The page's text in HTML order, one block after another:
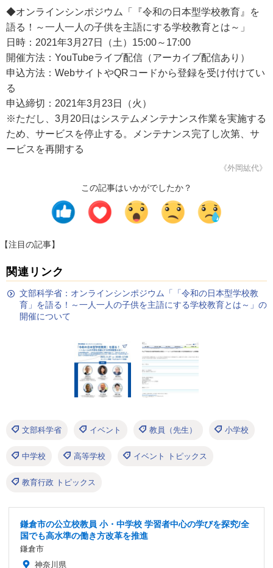
◆オンラインシンポジウム「『令和の日本型学校教育』を
語る！～一人一人の子供を主語にする学校教育とは～」
日時：2021年3月27日（土）15:00～17:00
開催方法：YouTubeライブ配信（アーカイブ配信あり）
申込方法：WebサイトやQRコードから登録を受け付けてい
る
申込締切：2021年3月23日（火）
※ただし、3月20日はシステムメンテナンス作業を実施する
ため、サービスを停止する。メンテナンス完了し次第、サ
ービスを再開する
《外岡紘代》
この記事はいかがでしたか？
【注目の記事】
関連リンク
文部科学省：オンラインシンポジウム「「令和の日本型学校教
育」を語る！～一人一人の子供を主語にする学校教育とは～」の
開催について
文部科学省 イベント 教員（先生） 小学校
中学校 高等学校 イベント トピックス
教育行政 トピックス
鎌倉市の公立校教員 小・中学校 学習者中心の学びを探究/全
国でも高水準の働き方改革を推進
鎌倉市
神奈川県